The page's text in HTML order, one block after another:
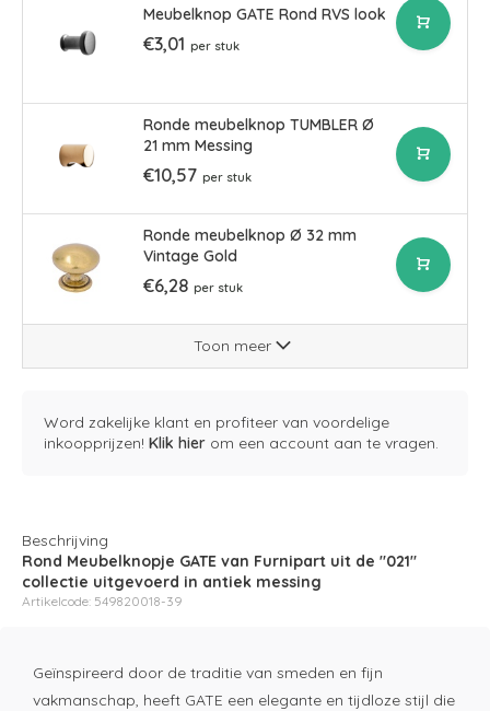
Meubelknop GATE Rond RVS look
€3,01 per stuk
Ronde meubelknop TUMBLER Ø
21 mm Messing
€10,57 per stuk
Ronde meubelknop Ø 32 mm
Vintage Gold
€6,28 per stuk
Toon meer
Word zakelijke klant en profiteer van voordelige
inkoopprijzen! Klik hier om een account aan te vragen.
Beschrijving
Rond Meubelknopje GATE van Furnipart uit de "021"
collectie uitgevoerd in antiek messing
Artikelcode: 549820018-39
Geïnspireerd door de traditie van smeden en fijn
vakmanschap, heeft GATE een elegante en tijdloze stijl die